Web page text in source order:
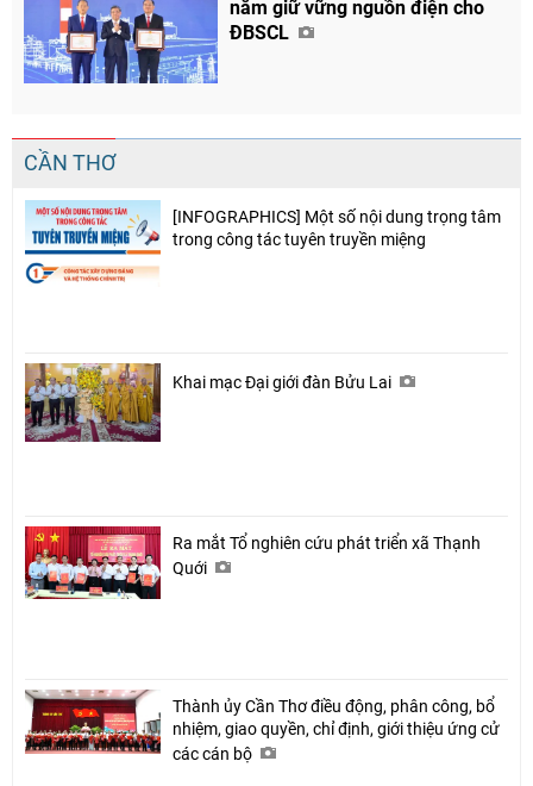
năm giữ vững nguồn điện cho
ĐBSCL
CẦN THƠ
[INFOGRAPHICS] Một số nội dung trọng tâm
trong công tác tuyên truyền miệng
Khai mạc Đại giới đàn Bửu Lai
Ra mắt Tổ nghiên cứu phát triển xã Thạnh
Quới
Thành ủy Cần Thơ điều động, phân công, bổ
nhiệm, giao quyền, chỉ định, giới thiệu ứng cử
các cán bộ